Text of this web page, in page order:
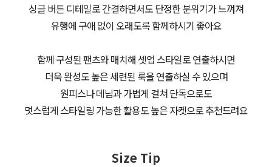
싱글 버튼 디테일로 간결하면서도 단정한 분위기가 느껴져
유행에 구애 없이 오래도록 함께하시기 좋아요
함께 구성된 팬츠와 매치해 셋업 스타일로 연출하시면
더욱 완성도 높은 세련된 룩을 연출하실 수 있으며
원피스나 데님과 가볍게 걸쳐 단독으로도
멋스럽게 스타일링 가능한 활용도 높은 자켓으로 추천드려요
Size Tip